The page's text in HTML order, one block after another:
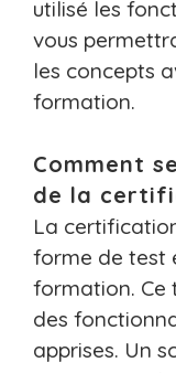
utilisé les
vous
les concepts
formation.
Comment
de la
La
forme de test
formation. Ce
des
apprises. Un